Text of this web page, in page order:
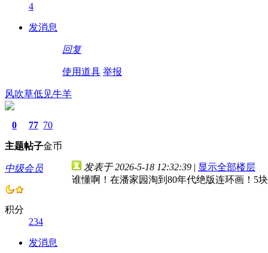
4
发消息
回复
使用道具 举报
风吹草低见牛羊
0
主题
77
帖子
70
金币
中级会员
积分
234
发消息
发表于 2026-5-18 12:32:39 | 显示全部楼层
谁懂啊！在潘家园淘到80年代绝版连环画！5